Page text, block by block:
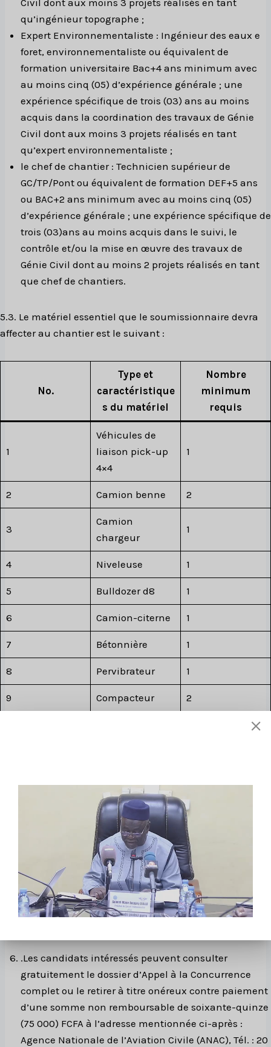
qu’ingénieur topographe ;
Expert Environnementaliste : Ingénieur des eaux e
foret, environnementaliste ou équivalent de
formation universitaire Bac+4 ans minimum avec
au moins cinq (05) d’expérience générale ; une
expérience spécifique de trois (03) ans au moins
acquis dans la coordination des travaux de Génie
Civil dont aux moins 3 projets réalisés en tant
qu’expert environnementaliste ;
le chef de chantier : Technicien supérieur de
GC/TP/Pont ou équivalent de formation DEF+5 ans
ou BAC+2 ans minimum avec au moins cinq (05)
d’expérience générale ; une expérience spécifique de
trois (03)ans au moins acquis dans le suivi, le
contrôle et/ou la mise en œuvre des travaux de
Génie Civil dont au moins 2 projets réalisés en tant
que chef de chantiers.
5.3. Le matériel essentiel que le soumissionnaire devra
affecter au chantier est le suivant :
No.
Type et
caractéristique
s du matériel
Nombre
minimum
requis
1
Véhicules de
liaison pick-up
4×4
1
2 Camion benne 2
3
Camion
chargeur
1
4 Niveleuse 1
5 Bulldozer d8 1
6 Camion-citerne 1
7 Bétonnière 1
8 Pervibrateur 1
9 Compacteur 2
au montant de l’offre. Pour ce faire, le soumissionnaire
devra fournir un bilan certifié des 3 exercices (2019,2020
et 2021) et donner la liste des travaux en cours suivant le
tableau joint en annexe.
5.5 .Le montant minimum de liquidités / facilités de
crédit net de tous autres engagements contractuels du
soumissionnaire doivent être de trente (30) millions
.Les candidats intéressés peuvent consulter
gratuitement le dossier d’Appel à la Concurrence
complet ou le retirer à titre onéreux contre paiement
d’une somme non remboursable de soixante-quinze
(75 000) FCFA à l’adresse mentionnée ci-après :
Agence Nationale de l’Aviation Civile (ANAC), Tél. : 20